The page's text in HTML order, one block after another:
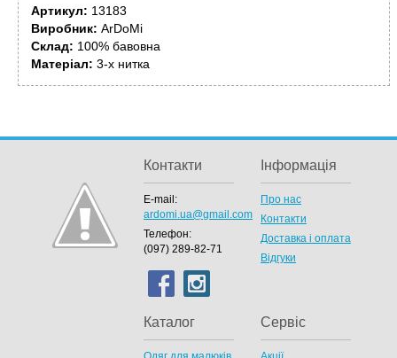
Артикул: 13183
Виробник: ArDoMi
Склад: 100% бавовна
Матеріал: 3-х нитка
Контакти
E-mail:
ardomi.ua@gmail.com
Телефон:
(097) 289-82-71
Інформація
Про нас
Контакти
Доставка і оплата
Відгуки
Каталог Сервіс